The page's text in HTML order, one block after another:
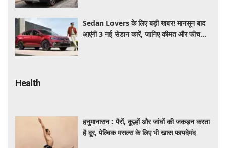
Sedan Lovers के लिए बड़ी खबर! मानसून बाद
आएंगी 3 नई सेडान कारें, जानिए कीमत और फीचर्स
Health
हनुमानासन : पैरों, कूल्हों और जांघों की जकड़न करता
है दूर, पेल्विक मसल्स के लिए भी खास फायदेमंद